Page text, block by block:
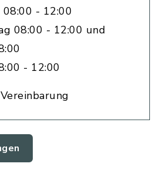
- 12:00
08:00 - 12:00 und
- 12:00